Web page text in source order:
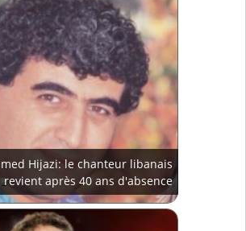
Hijazi: le chanteur libanais
revient après 40 ans d'absence